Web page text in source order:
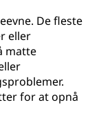
De fleste
eller
matte
for at opnå